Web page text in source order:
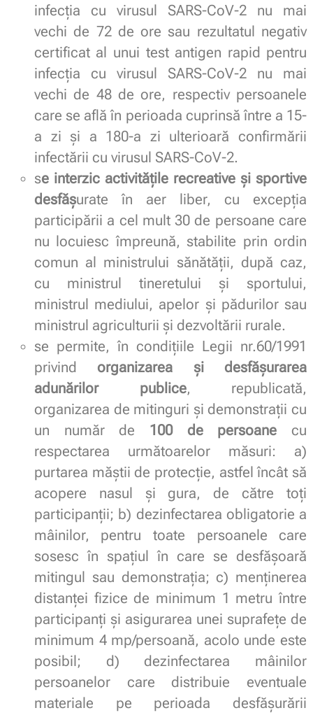
infecţia cu virusul SARS-CoV-2 nu mai
vechi de 72 de ore sau rezultatul negativ
certificat al unui test antigen rapid pentru
infecţia cu virusul SARS-CoV-2 nu mai
vechi de 48 de ore, respectiv persoanele
care se află în perioada cuprinsă între a 15-
a zi şi a 180-a zi ulterioară confirmării
infectării cu virusul SARS-CoV-2.
se interzic activităţile recreative şi sportive
desfăşurate în aer liber, cu excepţia
participării a cel mult 30 de persoane care
nu locuiesc împreună, stabilite prin ordin
comun al ministrului sănătăţii, după caz,
cu ministrul tineretului şi sportului,
ministrul mediului, apelor şi pădurilor sau
ministrul agriculturii şi dezvoltării rurale.
se permite, în condițiile Legii nr.60/1991
privind organizarea și desfășurarea
adunărilor publice, republicată,
organizarea de mitinguri și demonstrații cu
un număr de 100 de persoane cu
respectarea următoarelor măsuri: a)
purtarea măştii de protecţie, astfel încât să
acopere nasul şi gura, de către toţi
participanţii; b) dezinfectarea obligatorie a
mâinilor, pentru toate persoanele care
sosesc în spaţiul în care se desfăşoară
mitingul sau demonstraţia; c) menţinerea
distanţei fizice de minimum 1 metru între
participanţi şi asigurarea unei suprafeţe de
minimum 4 mp/persoană, acolo unde este
posibil; d) dezinfectarea mâinilor
persoanelor care distribuie eventuale
materiale pe perioada desfăşurării